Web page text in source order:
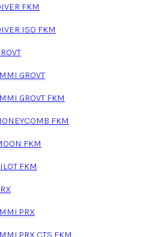
FKM
ISO FKM
GROVT
GROVT FKM
FKM
FKM
FKM
PRX
PRX CTS FKM